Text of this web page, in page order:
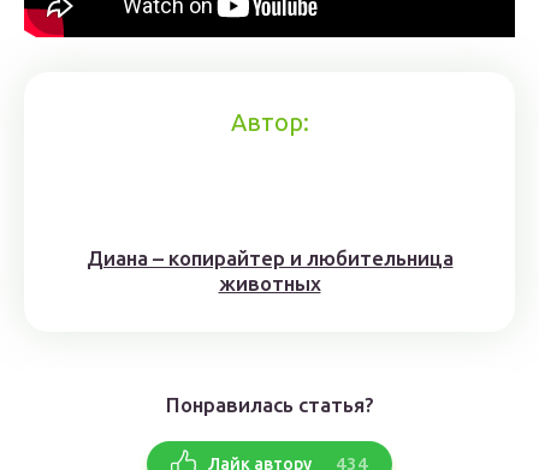
Автор:
Диана – копирайтер и любительница
животных
Понравилась статья?
Лайк автору 434